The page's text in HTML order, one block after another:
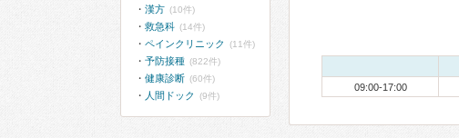
09:00-17:00
漢方 (10件)
救急科 (14件)
ペインクリニック (11件)
予防接種 (822件)
健康診断 (60件)
人間ドック (9件)